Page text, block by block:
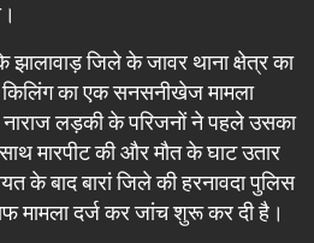
झालावाड़ जिले के जावर थाना क्षेत्र का
का एक सनसनीखेज मामला
नाराज लड़की के परिजनों ने पहले उसका
मारपीट की और मौत के घाट उतार
के बाद बारां जिले की हरनावदा पुलिस
मामला दर्ज कर जांच शुरू कर दी है।